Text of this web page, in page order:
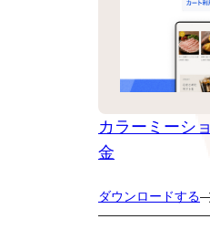
カラーミーシ
金
ダウンロードする